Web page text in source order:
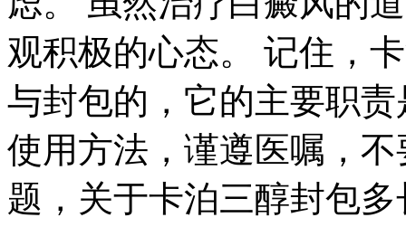
观积极的心态。 记住，
与封包的，它的主要职
使用方法，谨遵医嘱，
题，关于卡泊三醇封包